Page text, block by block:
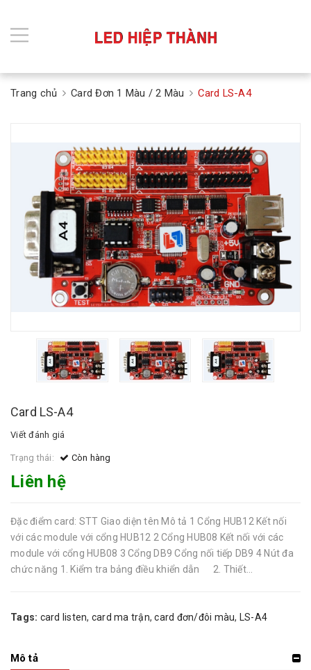
Trang chủ Card Đơn 1 Màu / 2 Màu Card LS-A4
Card LS-A4
Viết đánh giá
Trạng thái: Còn hàng
Liên hệ
Đặc điểm card: STT Giao diện tên Mô tả 1 Cổng HUB12 Kết nối
với các module với cổng HUB12 2 Cổng HUB08 Kết nối với các
module với cổng HUB08 3 Cổng DB9 Cổng nối tiếp DB9 4 Nút đa
chức năng 1. Kiểm tra bảng điều khiển dẫn 2. Thiết...
Tags: card listen, card ma trận,card đơn/đôi màu, LS-A4
Mô tả